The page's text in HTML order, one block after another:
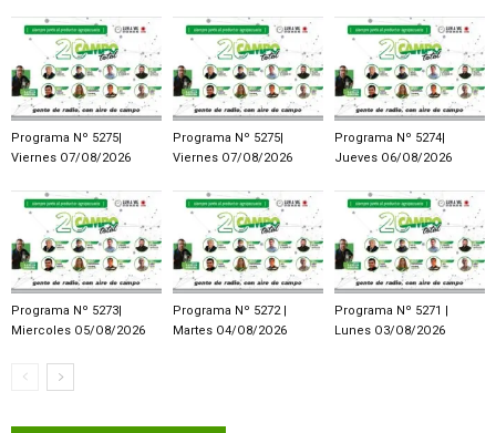
Programa Nº 5275|
Viernes O7/O8/2O26
Programa Nº 5275|
Viernes O7/O8/2O26
Programa Nº 5274|
Jueves O6/O8/2O26
Programa Nº 5273|
Miercoles O5/O8/2O26
Programa Nº 5272 |
Martes O4/O8/2O26
Programa Nº 5271 |
Lunes O3/O8/2O26